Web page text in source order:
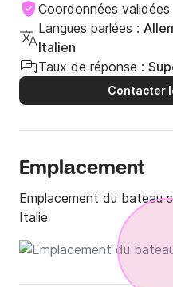
Coordonnées validées
Langues parlées :
Italien
Taux de réponse :
Contacter
Emplacement
Emplacement du bateau
Italie